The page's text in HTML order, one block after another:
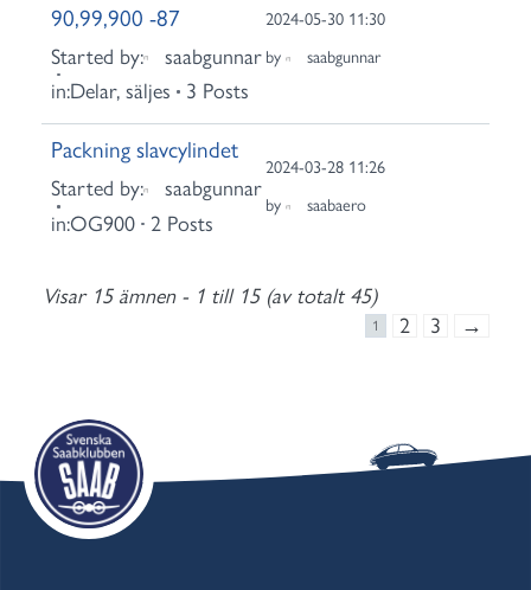
90,99,900 -87
Started by:
saabgunnar
in:Delar, säljes 3 Posts
2024-05-30 11:30
by
saabgunnar
Packning slavcylindet
Started by:
saabgunnar
in:OG900 2 Posts
2024-03-28 11:26
by
saabaero
Visar 15 ämnen - 1 till 15 (av totalt 45)
1 2 3 →